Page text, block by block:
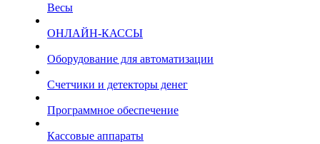
Весы
ОНЛАЙН-КАССЫ
Оборудование для автоматизации
Счетчики и детекторы денег
Программное обеспечение
Кассовые аппараты